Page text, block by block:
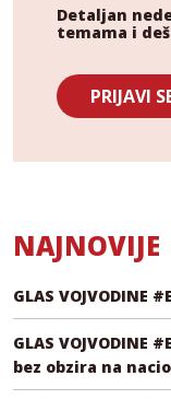
Detaljan
temama i
PRIJAVI
NAJNOVIJE
GLAS VOJVODINE
GLAS
bez obzira na